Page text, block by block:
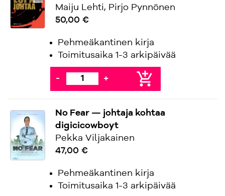
Maiju Lehti, Pirjo Pynnönen
50,00 €
Pehmeäkantinen kirja
Toimitusaika 1-3 arkipäivää
- + add_shopping_cart
No Fear — johtaja kohtaa
digicicowboyt
Pekka Viljakainen
47,00 €
Pehmeäkantinen kirja
Toimitusaika 1-3 arkipäivää